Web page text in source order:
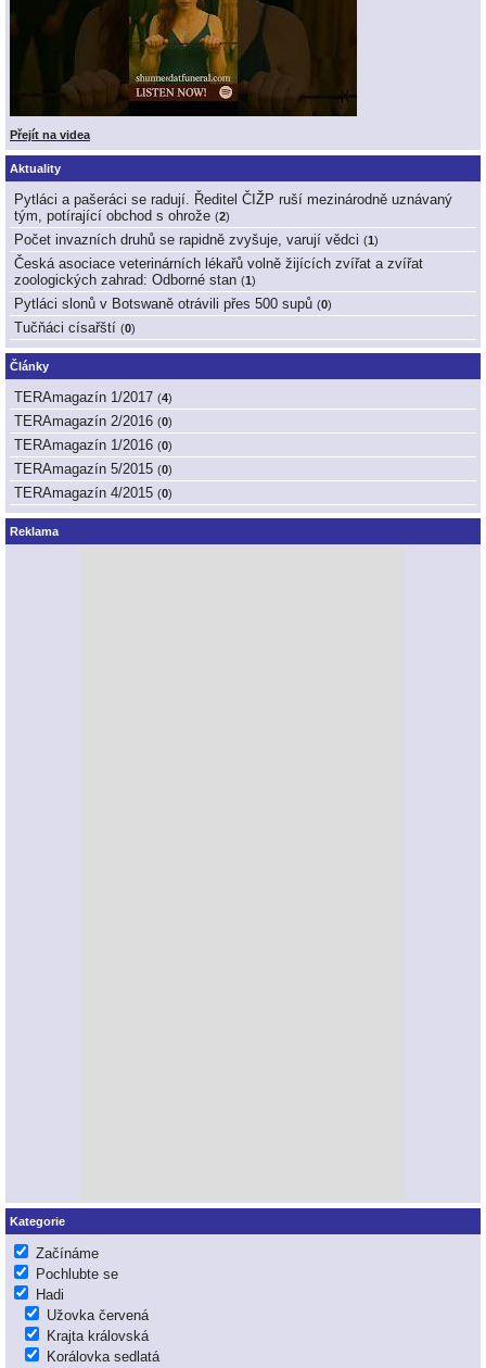
Přejít na videa
Aktuality
Pytláci a pašeráci se radují. Ředitel ČIŽP ruší mezinárodně uznávaný
tým, potírající obchod s ohrože (2)
Počet invazních druhů se rapidně zvyšuje, varují vědci (1 )
Česká asociace veterinárních lékařů volně žijících zvířat a zvířat
zoologických zahrad: Odborné stan (1 )
Pytláci slonů v Botswaně otrávili přes 500 supů (0)
Tučňáci císařští (0)
Články
TERAmagazín 1/2017 (4)
TERAmagazín 2/2016 (0)
TERAmagazín 1/2016 (0)
TERAmagazín 5/2015 (0)
TERAmagazín 4/2015 (0)
Reklama
Kategorie
Začínáme
Pochlubte se
Hadi
Užovka červená
Krajta královská
Korálovka sedlatá